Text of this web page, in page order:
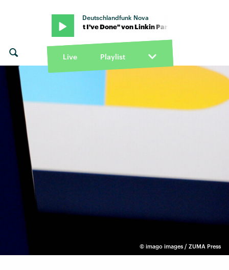
Deutschlandfunk Nova
· "What I've Done" von Linkin Park · "What I've Done" von
Live Playlist
© imago images / ZUMA Press